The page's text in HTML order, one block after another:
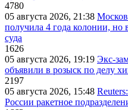
4780
05 августа 2026, 21:38
получила 4 года колонии, но
суда
1626
05 августа 2026, 19:19 Экс-
объявили в розыск по делу
2197
05 августа 2026, 15:48
России ракетное